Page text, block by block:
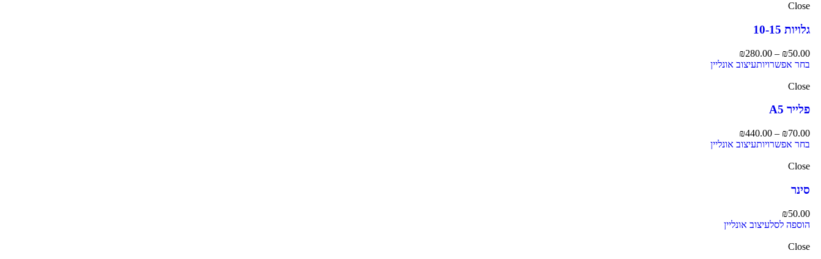
Close
גלויות 10-15
₪50.00
–
₪280.00
בחר אפשרויותעיצוב אונליין
Close
פלייר A5
₪70.00
–
₪440.00
בחר אפשרויותעיצוב אונליין
Close
סינר
₪50.00
הוספה לסלעיצוב אונליין
Close